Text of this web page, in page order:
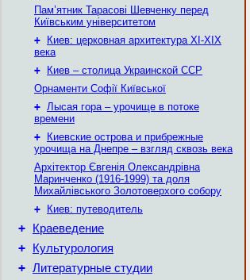
Пам’ятник Тарасові Шевченку перед
Київським університетом
+
Киев: церковная архитектура XI-XIX
века
+
Киев – столица Украинской ССР
Орнаменти Софії Київської
+ Лысая гора – урочище в потоке
времени
+
Киевские острова и прибрежные
урочища на Днепре – взгляд сквозь века
Архітектор Євгенія Олександрівна
Маринченко (1916-1999) та доля
Михайлівського Золотоверхого собору
+
Киев: путеводитель
+ Краеведение
+ Культурология
+ Литературные студии